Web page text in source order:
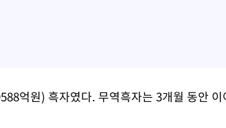
억원) 흑자였다. 무역흑자는 3개월 동안 이